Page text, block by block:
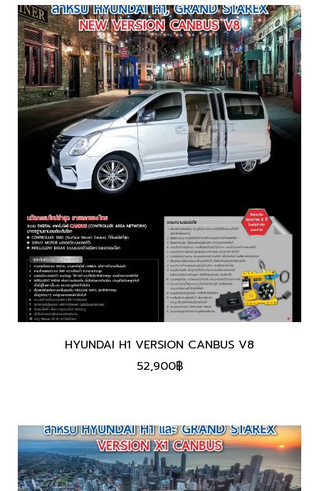
HYUNDAI H1 VERSION CANBUS V8
52,900฿